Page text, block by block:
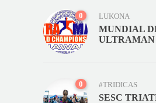
0 LUKONA
MUNDIAL
ULTRAMAN
0 #TRIDICAS
SESC